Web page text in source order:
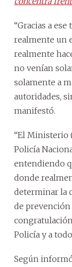
“Gracias a
realmente un
realmente
no venían
solamente a
autoridades,
manifestó.
“El Ministerio
Policía
entendiendo
donde
determinar la
de prevención
Policía y a
Según